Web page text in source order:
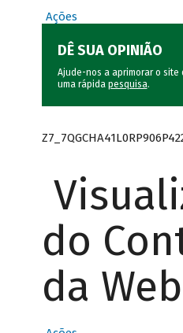
Ações
DÊ SUA OPINIÃO
Ajude-nos a aprimorar o site
uma rápida pesquisa.
do
da Web